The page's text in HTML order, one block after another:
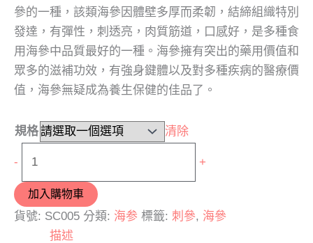
參的一種，該類海參因體壁多厚而柔韌，結締組織特別
發達，有彈性，刺透亮，肉質筋道，口感好，是多種食
用海參中品質最好的一種。海參擁有突出的藥用價值和
眾多的滋補功效，有強身鍵體以及對多種疾病的醫療價
值，海參無疑成為養生保健的佳品了。
規格 清除
- +
加入購物車
貨號: SC005 分類: 海参 標籤: 刺參, 海參
描述